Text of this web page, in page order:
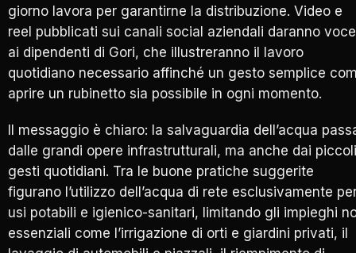
giorno lavora per garantirne la distribuzione. Video e
reel pubblicati sui canali social aziendali daranno voce
ai dipendenti di Gori, che illustreranno il lavoro
quotidiano necessario affinché un gesto semplice
aprire un rubinetto sia possibile in ogni momento.
Il messaggio è chiaro: la salvaguardia dell’acqua
dalle grandi opere infrastrutturali, ma anche dai piccoli
gesti quotidiani. Tra le buone pratiche suggerite
figurano l’utilizzo dell’acqua di rete esclusivamente
usi potabili e igienico-sanitari, limitando gli impieghi
essenziali come l’irrigazione di orti e giardini privati, il